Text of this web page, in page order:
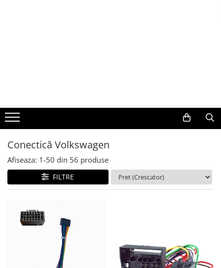
Volkswagen
Audi
Mercedes Benz
Ford
Skoda
Conectică Volkswagen
Afiseaza: 1-50 din 56 produse
FILTRE